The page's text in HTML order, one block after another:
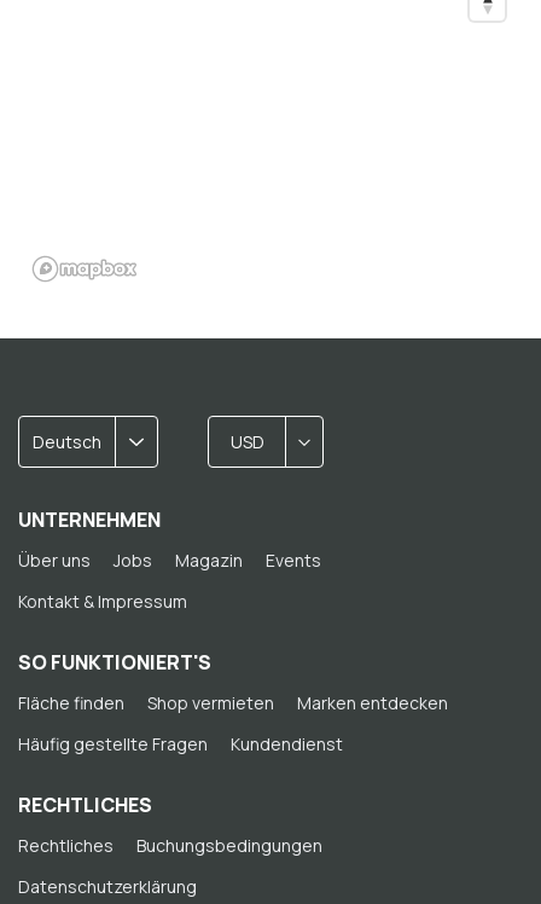
Deutsch USD
UNTERNEHMEN
Über uns Jobs Magazin
Events
Kontakt & Impressum
SO FUNKTIONIERT'S
Fläche finden Shop vermieten
Marken entdecken
Häufig gestellte Fragen
Kundendienst
RECHTLICHES
Rechtliches
Buchungsbedingungen
Datenschutzerklärung